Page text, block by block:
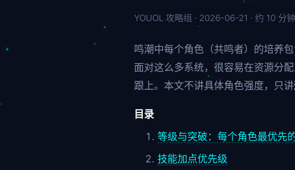
YOUOL 攻略组 · 2026-06-21 · 约 10 分
鸣潮中每个角色（共鸣者）的培养
面对这么多系统，很容易在资源分
跟上。本文不讲具体角色强度，只讲
目录
等级与突破：每个角色最优先
技能加点优先级